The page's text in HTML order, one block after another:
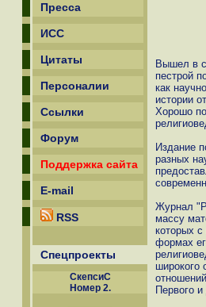
Пресса
ИСС
Цитаты
Персоналии
Ссылки
Форум
Поддержка сайта
E-mail
RSS
Спецпроекты
СкепсиС
Номер 2.
Вышел в
пестрой
как
истории
Хорошо
Издание
разных
Журнал
массу
которых
формах
широкого
Первого